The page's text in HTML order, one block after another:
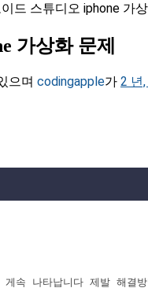
드 스튜디오 iphone 가
가상화 문제
으며 codingapple가 2 년